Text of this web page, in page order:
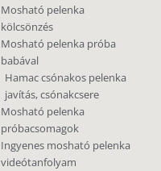
Mosható pelenka
kölcsönzés
Mosható pelenka próba
babával
Hamac csónakos pelenka
javítás, csónakcsere
Mosható pelenka
próbacsomagok
Ingyenes mosható pelenka
videótanfolyam